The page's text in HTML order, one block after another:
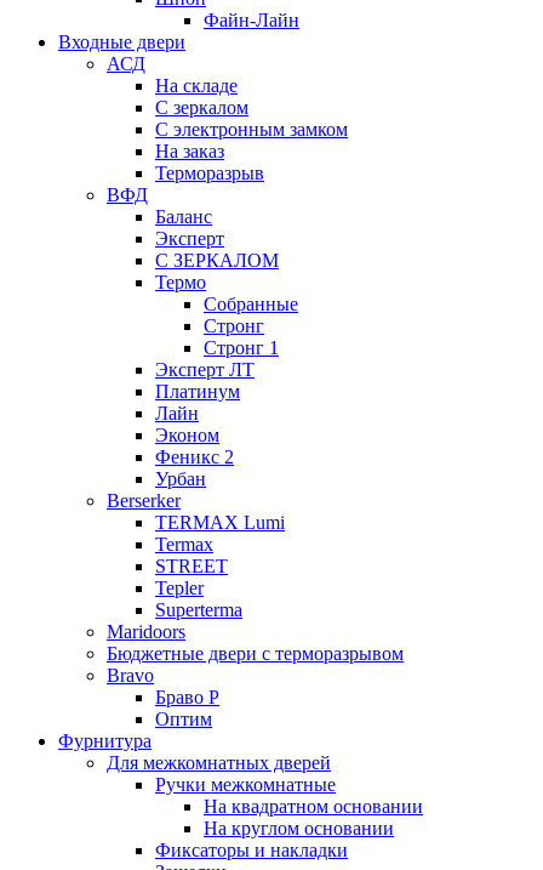
Файн-Лайн
Входные двери
АСД
На складе
С зеркалом
С электронным замком
На заказ
Терморазрыв
ВФД
Баланс
Эксперт
С ЗЕРКАЛОМ
Термо
Собранные
Стронг
Стронг 1
Эксперт ЛТ
Платинум
Лайн
Эконом
Феникс 2
Урбан
Berserker
TERMAX Lumi
Termax
STREET
Tepler
Superterma
Maridoors
Бюджетные двери с терморазрывом
Bravo
Браво Р
Оптим
Фурнитура
Для межкомнатных дверей
Ручки межкомнатные
На квадратном основании
На круглом основании
Фиксаторы и накладки